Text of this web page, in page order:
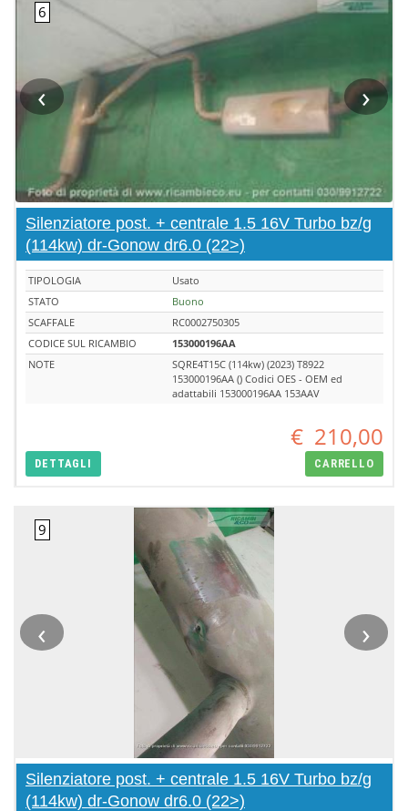
‹ ›
Silenziatore post. + centrale 1.5 16V Turbo bz/g
(114kw) dr-Gonow dr6.0 (22>)
TIPOLOGIA
Usato
STATO
Buono
SCAFFALE
RC0002750305
CODICE SUL RICAMBIO
153000196AA
NOTE
SQRE4T15C (114kw) (2023) T8922
153000196AA () Codici OES - OEM ed
adattabili 153000196AA 153AAV
€ 210,00
DETTAGLI CARRELLO
‹ ›
Silenziatore post. + centrale 1.5 16V Turbo bz/g
(114kw) dr-Gonow dr6.0 (22>)